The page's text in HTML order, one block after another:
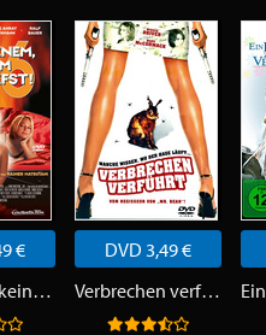
€
666 - Traue keinem, mit dem du schläfst!
DVD 3,49 €
Verbrechen verführt